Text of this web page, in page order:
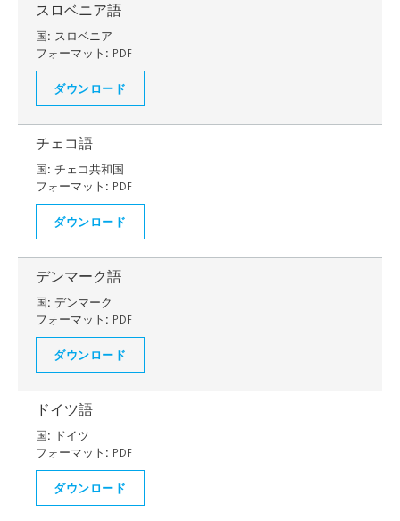
スロベニア語
国: スロベニア
フォーマット: PDF
ダウンロード
チェコ語
国: チェコ共和国
フォーマット: PDF
ダウンロード
デンマーク語
国: デンマーク
フォーマット: PDF
ダウンロード
ドイツ語
国: ドイツ
フォーマット: PDF
ダウンロード